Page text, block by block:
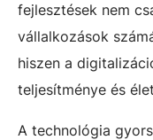
fejlesztések nem
vállalkozások
hiszen a
teljesítménye és
A technológia